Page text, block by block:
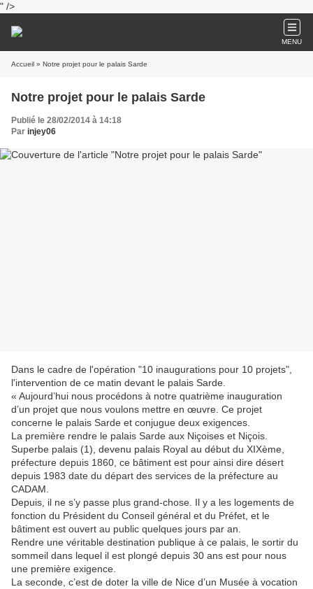
" />
MENU
Accueil » Notre projet pour le palais Sarde
Notre projet pour le palais Sarde
Publié le 28/02/2014 à 14:18
Par injey06
Dans le cadre de l'opération "10 inaugurations pour 10 projets",
l'intervention de ce matin devant le palais Sarde.
« Aujourd’hui nous procédons à notre quatrième inauguration
d’un projet que nous voulons mettre en œuvre. Ce projet
concerne le palais Sarde et conjugue deux exigences.
La première rendre le palais Sarde aux Niçoises et Niçois.
Superbe palais (1), devenu palais Royal au début du XIXème,
préfecture depuis 1860, ce bâtiment est pour ainsi dire désert
depuis 1983 date du départ des services de la préfecture au
CADAM.
Depuis, il ne s’y passe plus grand-chose. Il y a les logements de
fonction du Président du Conseil général et du Préfet, et le
bâtiment est ouvert au public quelques jours par an.
Rendre une véritable destination publique à ce palais, le sortir du
sommeil dans lequel il est plongé depuis 30 ans est pour nous
une première exigence.
La seconde, c’est de doter la ville de Nice d’un Musée à vocation